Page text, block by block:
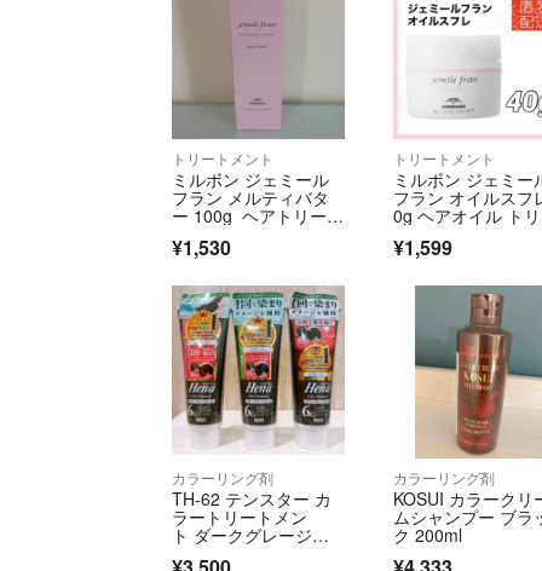
トリートメント
ミルボン ジェミール
フラン メルティバタ
ー 100g ヘアトリート
¥1,530
トリートメント
ミルボン ジェミー
フラン オイルスフ
0g ヘアオイル ト
¥1,599
カラーリング剤
TH-62 テンスター カ
ラートリートメン
ト ダークグレージュ 2
カラーリング剤
KOSUI カラークリ
ムシャンプー ブラ
ク 200ml